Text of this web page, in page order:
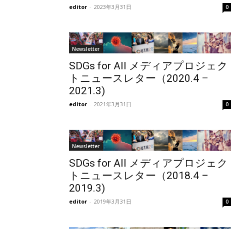
editor - 2023年3月31日 0
Newsletter
SDGs for All メディアプロジェク
トニュースレター（2020.4 –
2021.3)
editor - 2021年3月31日 0
Newsletter
SDGs for All メディアプロジェク
トニュースレター（2018.4 –
2019.3)
editor - 2019年3月31日 0